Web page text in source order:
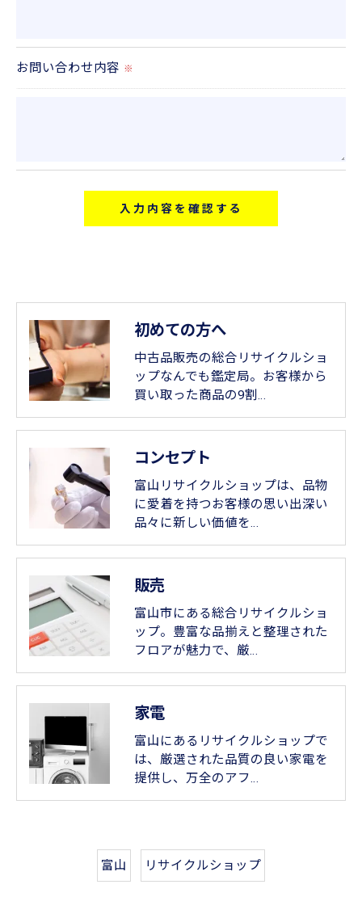
必要な情報を頂けない場合は、それに対応した当社
のサービスをご提供できない場合がございますので
いて＞
当社では、お客様の個人情報の開示･訂正･削除・利
用停止の手続を定めさせて頂いております。
お問い合わせ内容 ※
初めての方へ
中古品販売の総合リサイクルショ
ップなんでも鑑定局。お客様から
買い取った商品の9割…
コンセプト
富山リサイクルショップは、品物
に愛着を持つお客様の思い出深い
品々に新しい価値を…
販売
富山市にある総合リサイクルショ
ップ。豊富な品揃えと整理された
フロアが魅力で、厳…
家電
富山にあるリサイクルショップで
は、厳選された品質の良い家電を
提供し、万全のアフ…
富山 リサイクルショップ